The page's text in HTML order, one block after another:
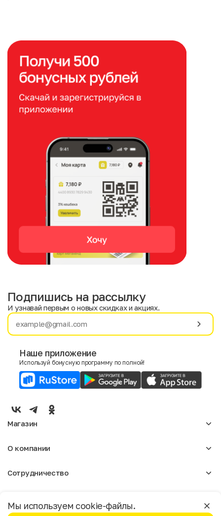
Имя
E-mail
Мужской
Мы используем cookie-файлы.
Москва
Подпишись на рассылку
И узнавай первым о новых скидках и акциях.
Наше приложение
Используй бонусную программу по полной!
Магазин
Мужское
О компании
Отзывы
Магазины
Сотрудничество
Реклама
Доставка и оплата
Бонусная программа